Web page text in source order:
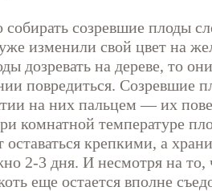
собирать созревшие плоды
изменили свой цвет на
дозревать на дереве, то
повредиться. Созревшие
на них пальцем — их
комнатной температуре
оставаться крепкими, а
2-3 дня. И несмотря на то,
еще остается вполне